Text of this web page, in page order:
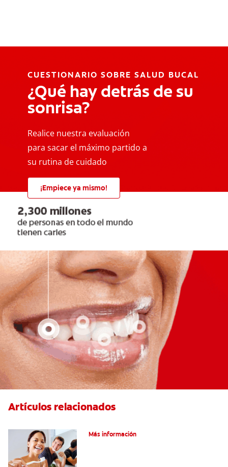
CUESTIONARIO SOBRE SALUD BUCAL
¿Qué hay detrás de su
sonrisa?
Realice nuestra evaluación
para sacar el máximo partido a
su rutina de cuidado
¡Empiece ya mismo!
Artículos relacionados
Más información